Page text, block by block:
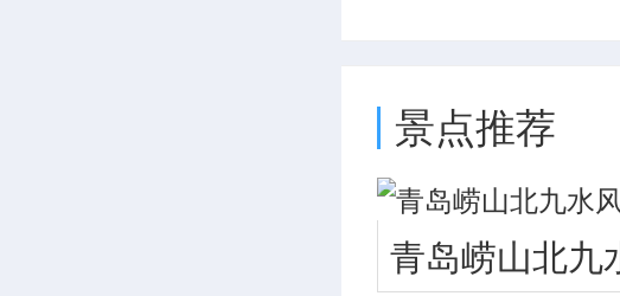
是如何“飞来”的
传，宋代有个叫
己家乡的江上
景点推荐